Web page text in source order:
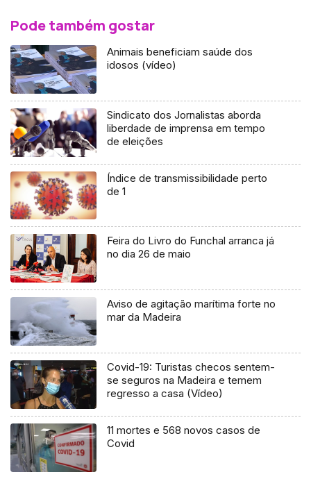
Pode também gostar
Animais beneficiam saúde dos
idosos (vídeo)
Sindicato dos Jornalistas aborda
liberdade de imprensa em tempo
de eleições
Índice de transmissibilidade perto
de 1
Feira do Livro do Funchal arranca já
no dia 26 de maio
Aviso de agitação marítima forte no
mar da Madeira
Covid-19: Turistas checos sentem-
se seguros na Madeira e temem
regresso a casa (Vídeo)
11 mortes e 568 novos casos de
Covid